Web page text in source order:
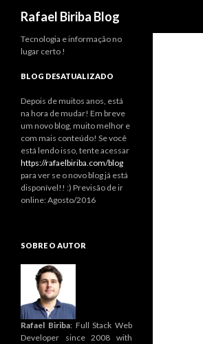
Rafael Biriba Blog
Tecnologia e informação no
lugar certo !
BLOG DESATUALIZADO
Depois de muitos anos, está
na hora de mudar! Em breve
um novo blog, muito melhor e
com mais conteúdo! Se você
está lendo isso, tente acessar
https://rafaelbiriba.com/blog
para ver se o novo blog já está
disponível!! :) Previsão de ir
online: Agosto/2016
SOBRE O AUTOR
Rafael Biriba: Full Stack Web
Developer since 2008 with